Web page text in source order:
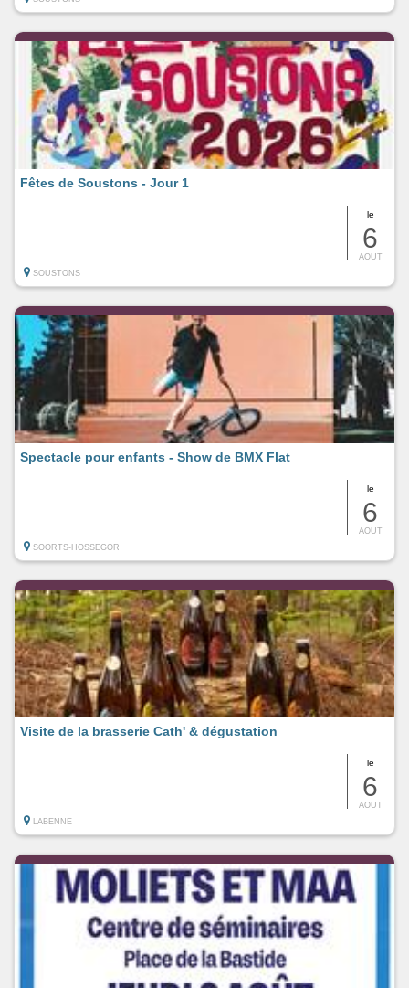
le
6
AOUT
Fêtes de Soustons - Jour 1
SOUSTONS
le
6
AOUT
Spectacle pour enfants - Show de BMX Flat
SOORTS-HOSSEGOR
le
6
AOUT
Visite de la brasserie Cath' & dégustation
LABENNE